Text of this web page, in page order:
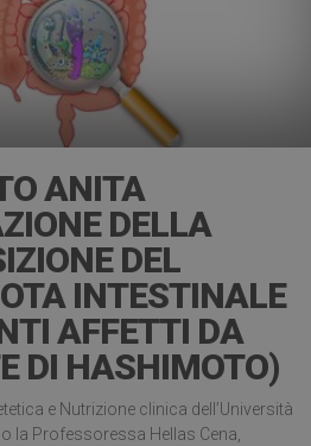
ANITA
DELLA
DEL
INTESTINALE
AFFETTI DA
DI HASHIMOTO)
e Nutrizione clinica dell’Università
la Professoressa Hellas Cena,